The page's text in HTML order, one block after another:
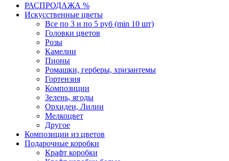
РАСПРОДАЖА %
Искусственные цветы
Все по 3 и по 5 руб (min 10 шт)
Головки цветов
Розы
Камелии
Пионы
Ромашки, герберы, хризантемы
Гортензия
Композиции
Зелень, ягоды
Орхидеи, Лилии
Мелкоцвет
Другое
Композиции из цветов
Подарочные коробки
Крафт коробки